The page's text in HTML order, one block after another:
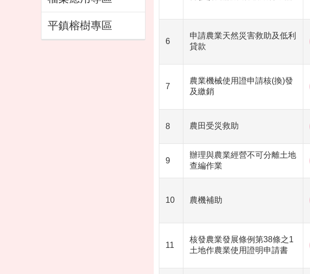
平鎮榕樹專區
6
申請農業天然災害救助及低利
貸款
7
農業機械使用證申請核(換)發
及繳銷
8 農田受災救助
9
辦理與農業經營不可分離土地
查編作業
10 農機補助
11
核發農業發展條例第38條之1
土地作農業使用證明申請書